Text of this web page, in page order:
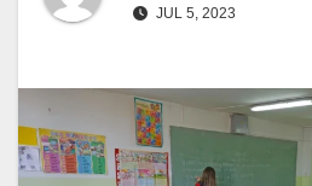
JUL 5, 2023